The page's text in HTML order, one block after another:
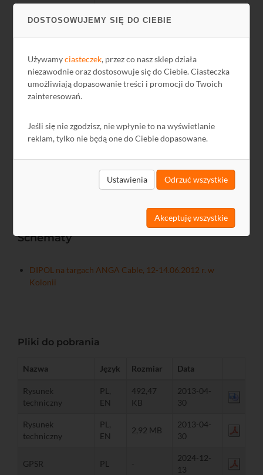
DOSTOSOWUJEMY SIĘ DO CIEBIE
Używamyciasteczek, przez co nasz sklep działa
niezawodnie oraz dostosowuje się do Ciebie. Ciasteczka
umożliwiają dopasowanie treści i promocji do Twoich
zainteresowań.
Jeśli się nie zgodzisz, nie wpłynie to na wyświetlanie
reklam, tylko nie będą one do Ciebie dopasowane.
Ustawienia Odrzuć wszystkie
Akceptuję wszystkie
1/4, 1/8,
1/2, 2/3, 3/4,
tryb transmisji 2K
Pobór mocy 5.5V/1.2A
0,66 kg
Schematy
DIPOL na targach ANGA Cable, 12-14.06.2012 r. w
Kolonii
Pliki do pobrania
Nazwa Język Rozmiar Data
Rysunek
techniczny
PL,
EN
492,47
KB
2013-04-
30
Rysunek
techniczny
PL,
EN
2,92 MB
2013-04-
30
GPSR PL -
2024-12-
13